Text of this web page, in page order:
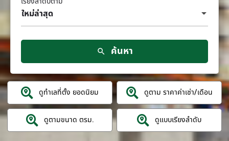
ใหม่ล่าสุด
ค้นหา
ดูทำเลที่ตั้ง ยอดนิยม ดูตาม ราคาค่าเช่า/เดือน
ดูตามขนาด ตรม. ดูแบบเรียงลำดับ